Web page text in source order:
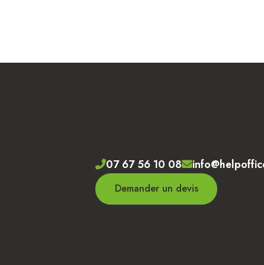
07 67 56 10 08
Demander un devis